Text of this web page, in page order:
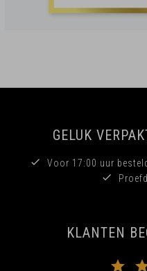
GELUK
Voor 17:00 uur
KLANTEN